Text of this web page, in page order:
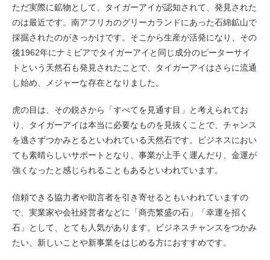
ただ実際に鉱物として、タイガーアイが認知されて、発見された
のは最近です。南アフリカのグリーカランドにあった石綿鉱山で
採掘されたのがきっかけです。そこから生産が活発になり、その
後1962年にナミビアでタイガーアイと同じ成分のピーターサイ
トという天然石も発見されたことで、タイガーアイはさらに流通
し始め、メジャーな存在となりました。
虎の目は、その鋭さから「すべてを見通す目」と考えられてお
り、タイガーアイは本当に必要なものを見抜くことで、チャンス
を逃さずつかみとるといわれている天然石です。ビジネスにおい
ても素晴らしいサポートとなり、事業が上手く運んだり、金運が
強くなったと感じられることもあるといわれています。
信頼できる協力者や助言者を引き寄せるともいわれていますの
で、実業家や会社経営者などに「商売繁盛の石」「幸運を招く
石」として、とても人気があります。ビジネスチャンスをつかみ
たい、新しいことや新事業をはじめる方におすすめです。